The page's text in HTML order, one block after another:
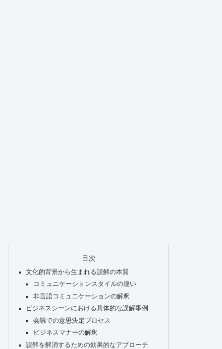
目次
文化的背景から生まれる誤解の本質
コミュニケーションスタイルの違い
非言語コミュニケーションの解釈
ビジネスシーンにおける具体的な誤解事例
会議での意思決定プロセス
ビジネスマナーの解釈
誤解を解消するための効果的なアプローチ